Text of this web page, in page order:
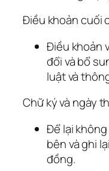
Điều khoản cuối
Điều khoản
đổi và bổ
luật và
Chữ ký và ngày
Để lại
bên và ghi
đồng.